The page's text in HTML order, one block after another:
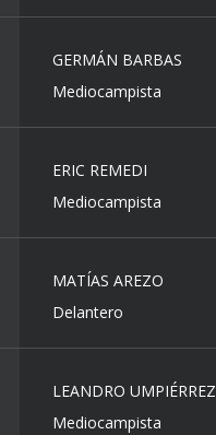
GERMÁN BARBAS
Mediocampista
ERIC REMEDI
Mediocampista
MATÍAS AREZO
Delantero
LEANDRO UMPIÉRREZ
Mediocampista